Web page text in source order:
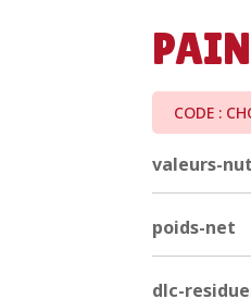
CODE :
valeurs-
poids-net
dlc-